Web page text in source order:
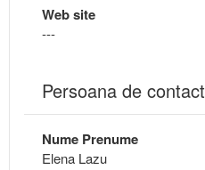
Web site
---
Persoana de contact
Nume Prenume
Elena Lazu